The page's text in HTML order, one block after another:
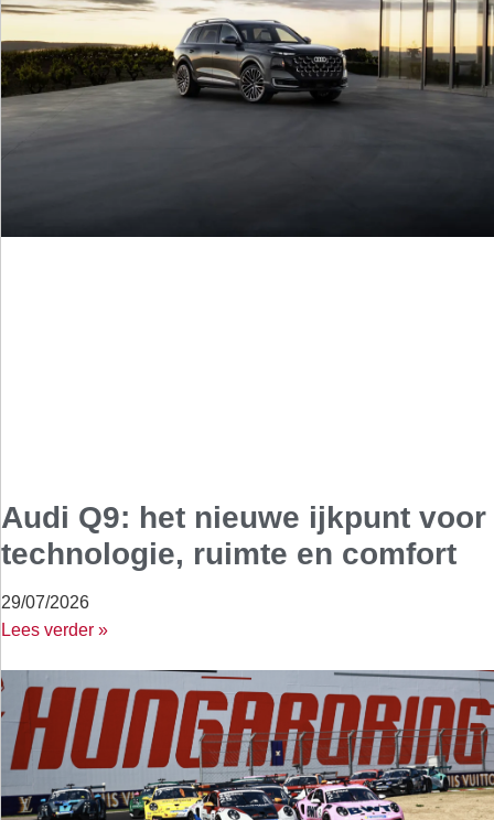
Audi Q9: het nieuwe ijkpunt voor
technologie, ruimte en comfort
29/07/2026
Lees verder »